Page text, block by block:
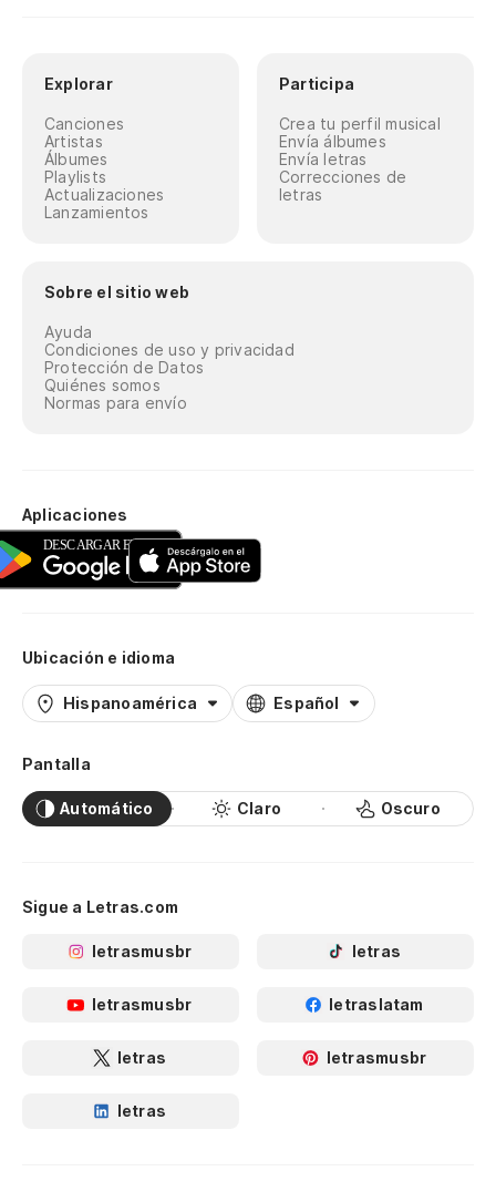
Explorar
Canciones
Artistas
Álbumes
Playlists
Actualizaciones
Lanzamientos
Participa
Crea tu perfil musical
Envía álbumes
Envía letras
Correcciones de
letras
Sobre el sitio web
Ayuda
Condiciones de uso y privacidad
Protección de Datos
Quiénes somos
Normas para envío
Aplicaciones
Ubicación e idioma
Hispanoamérica Español
Pantalla
Automático Claro Oscuro
Sigue a Letras.com
letrasmusbr letras
letrasmusbr letraslatam
letras letrasmusbr
letras